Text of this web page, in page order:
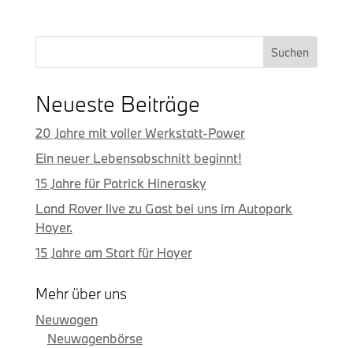
Suchen
Neueste Beiträge
20 Jahre mit voller Werkstatt-Power
Ein neuer Lebensabschnitt beginnt!
15 Jahre für Patrick Hinerasky
Land Rover live zu Gast bei uns im Autopark
Hoyer.
15 Jahre am Start für Hoyer
Mehr über uns
Neuwagen
Neuwagenbörse